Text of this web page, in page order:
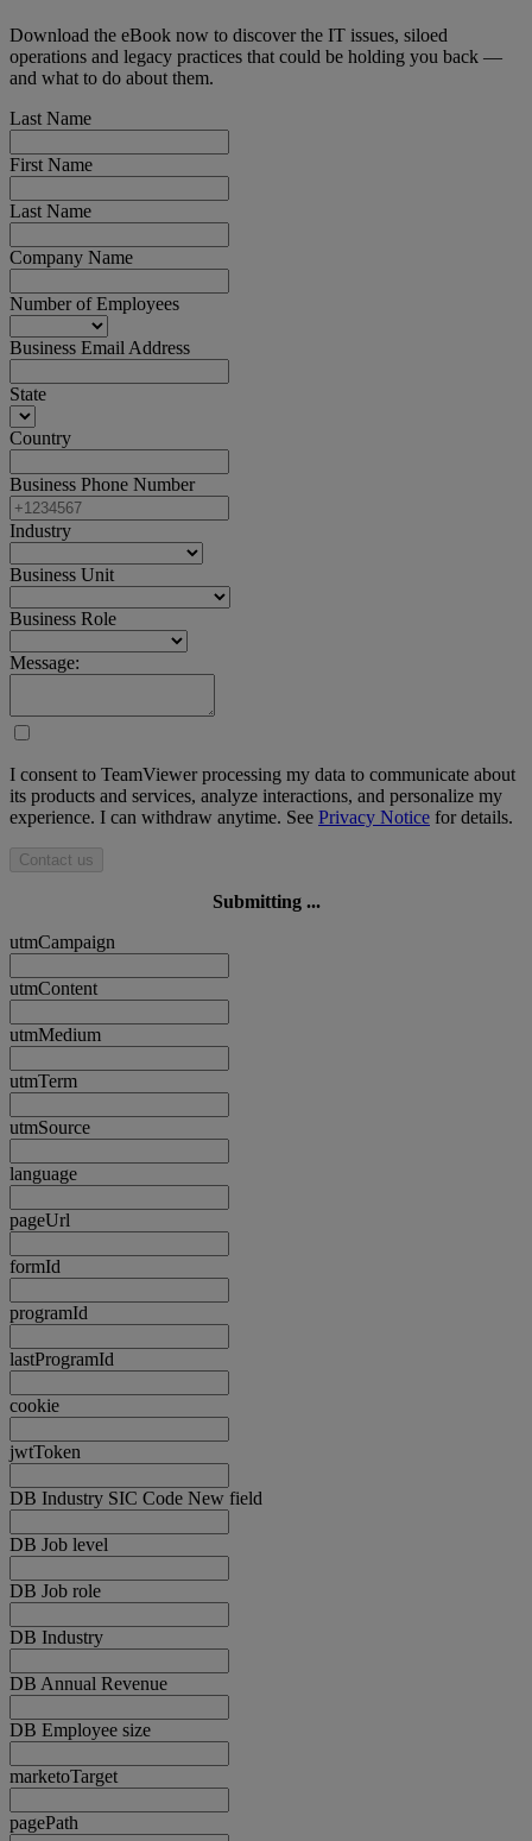
Download the eBook now to discover the IT issues, siloed
operations and legacy practices that could be holding you back —
and what to do about them.
Last Name
First Name
Last Name
Company Name
Number of Employees
Business Email Address
State
Country
Business Phone Number
Industry
Business Unit
Business Role
Message:
I consent to TeamViewer processing my data to communicate about
its products and services, analyze interactions, and personalize my
experience. I can withdraw anytime. See Privacy Notice for details.
Contact us
Submitting ...
utmCampaign
utmContent
utmMedium
utmTerm
utmSource
language
pageUrl
formId
programId
lastProgramId
cookie
jwtToken
DB Industry SIC Code New field
DB Job level
DB Job role
DB Industry
DB Annual Revenue
DB Employee size
marketoTarget
pagePath